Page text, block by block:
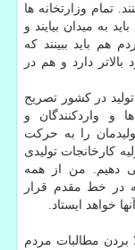
تمام وزارتخانه ها
به میدان بیایند و
هم باید ببینند كه
دارد و هم در
در كشور تصریح
و واردكنندگان و
را به حركت
كارخانجات تولیدی
دهیم. من از همه
در خط مقدم قرار
خواهد ایستاد.
بردن مطالبات مردم